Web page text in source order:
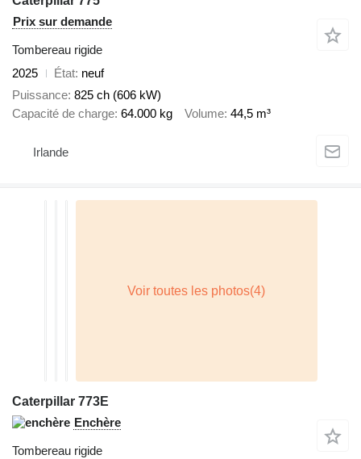
Prix sur demande
Tombereau rigide
2025
État neuf
Puissance 825 ch (606 kW)
Capacité de charge 64.000 kg Volume 44,5 m³
Irlande
Caterpillar 773E
Enchère
Tombereau rigide